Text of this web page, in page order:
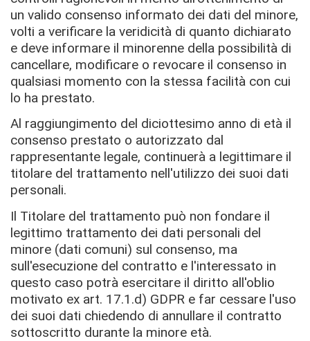
un valido consenso informato dei dati del minore,
volti a verificare la veridicità di quanto dichiarato
e deve informare il minorenne della possibilità di
cancellare, modificare o revocare il consenso in
qualsiasi momento con la stessa facilità con cui
lo ha prestato.
Al raggiungimento del diciottesimo anno di età il
consenso prestato o autorizzato dal
rappresentante legale, continuerà a legittimare il
titolare del trattamento nell'utilizzo dei suoi dati
personali.
Il Titolare del trattamento può non fondare il
legittimo trattamento dei dati personali del
minore (dati comuni) sul consenso, ma
sull'esecuzione del contratto e l'interessato in
questo caso potrà esercitare il diritto all'oblio
motivato ex art. 17.1.d) GDPR e far cessare l'uso
dei suoi dati chiedendo di annullare il contratto
sottoscritto durante la minore età.